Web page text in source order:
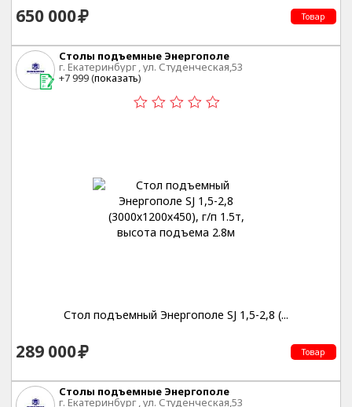
650 000 Товар
Столы подъемные Энергополе
г. Екатеринбург , ул. Студенческая,53
+7 999 (показать)
Стол подъемный Энергополе SJ 1,5-2,8 (...
289 000 Товар
Столы подъемные Энергополе
г. Екатеринбург , ул. Студенческая,53